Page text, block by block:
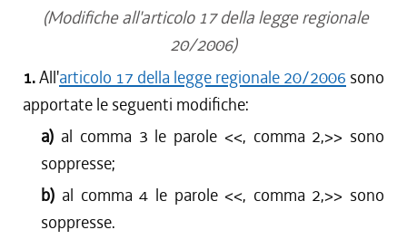
(Modifiche all'articolo 17 della legge regionale
20/2006)
1.All'articolo 17 della legge regionale 20/2006 sono
apportate le seguenti modifiche:
a) al comma 3 le parole <<, comma 2,>> sono
soppresse;
b) al comma 4 le parole <<, comma 2,>> sono
soppresse.